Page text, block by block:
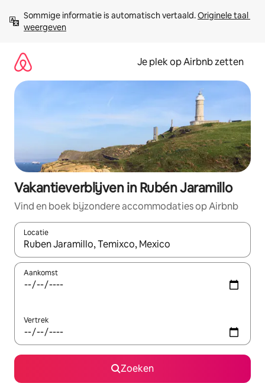
direct
naar
Sommige informatie is automatisch vertaald. Originele taal
weergeven
Je plek op Airbnb zetten
Vakantieverblijven in Rubén Jaramillo
Vind en boek bijzondere accommodaties op Airbnb
Locatie
Wanneer er resultaten beschikbaar zijn, maak je een keuze
Aankomst
Vertrek
Zoeken